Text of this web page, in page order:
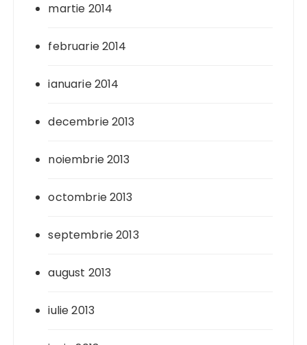
martie 2014
februarie 2014
ianuarie 2014
decembrie 2013
noiembrie 2013
octombrie 2013
septembrie 2013
august 2013
iulie 2013